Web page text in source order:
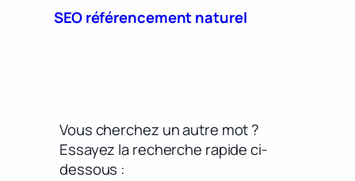
SEO référencement naturel
Vous cherchez un autre mot ?
Essayez la recherche rapide ci-
dessous :